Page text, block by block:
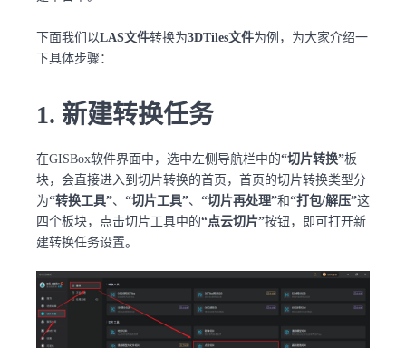
下面我们以LAS文件转换为3DTiles文件为例，为大家介绍一
下具体步骤：
1. 新建转换任务
在GISBox软件界面中，选中左侧导航栏中的“切片转换”板
块，会直接进入到切片转换的首页，首页的切片转换类型分
为“转换工具”、 “切片工具”、 “切片再处理”和“打包/解压”这
四个板块，点击切片工具中的“点云切片”按钮，即可打开新
建转换任务设置。